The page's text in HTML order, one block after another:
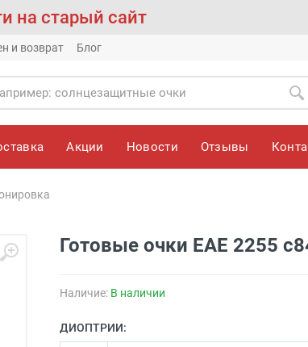
на старый сайт
и возврат Блог
Акции Новости Отзывы
Готовые очки EAE 2255
Наличие: В наличии
ДИОПТРИИ: